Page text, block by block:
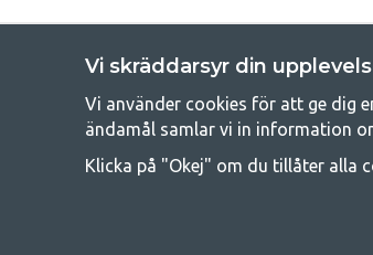
råd med att campa så därför
Vi skräddarsyr din
Vi använder cookies för att ge dig
ändamål samlar vi in information
Klicka på "Okej" om du tillåter alla